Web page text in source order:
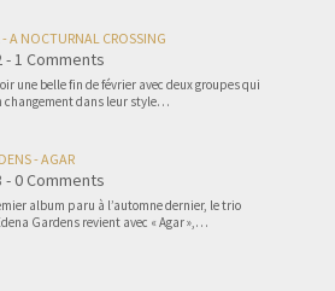
A NOCTURNAL CROSSING
- 1 Comments
une belle fin de février avec deux groupes qui
changement dans leur style…
- AGAR
- 0 Comments
album paru à l’automne dernier, le trio
Gardens revient avec « Agar »,…